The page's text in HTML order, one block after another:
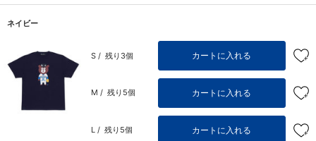
ネイビー
S / 残り3個 カートに入れる
M / 残り5個 カートに入れる
L / 残り5個 カートに入れる